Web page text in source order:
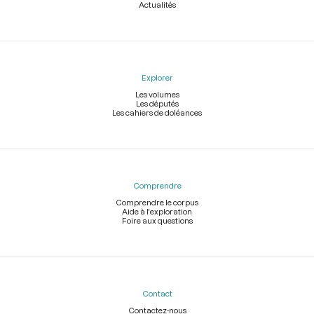
Actualités
Explorer
Les volumes
Les députés
Les cahiers de doléances
Comprendre
Comprendre le corpus
Aide à l'exploration
Foire aux questions
Contact
Contactez-nous